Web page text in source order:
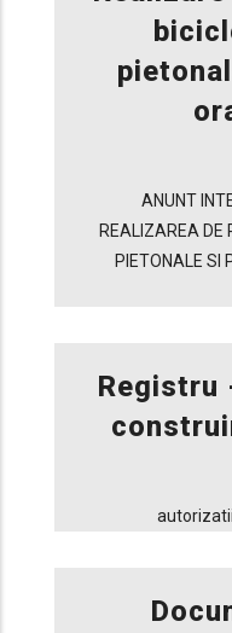
ANUNT
REALIZAREA DE
PIETONALE SI
Registru